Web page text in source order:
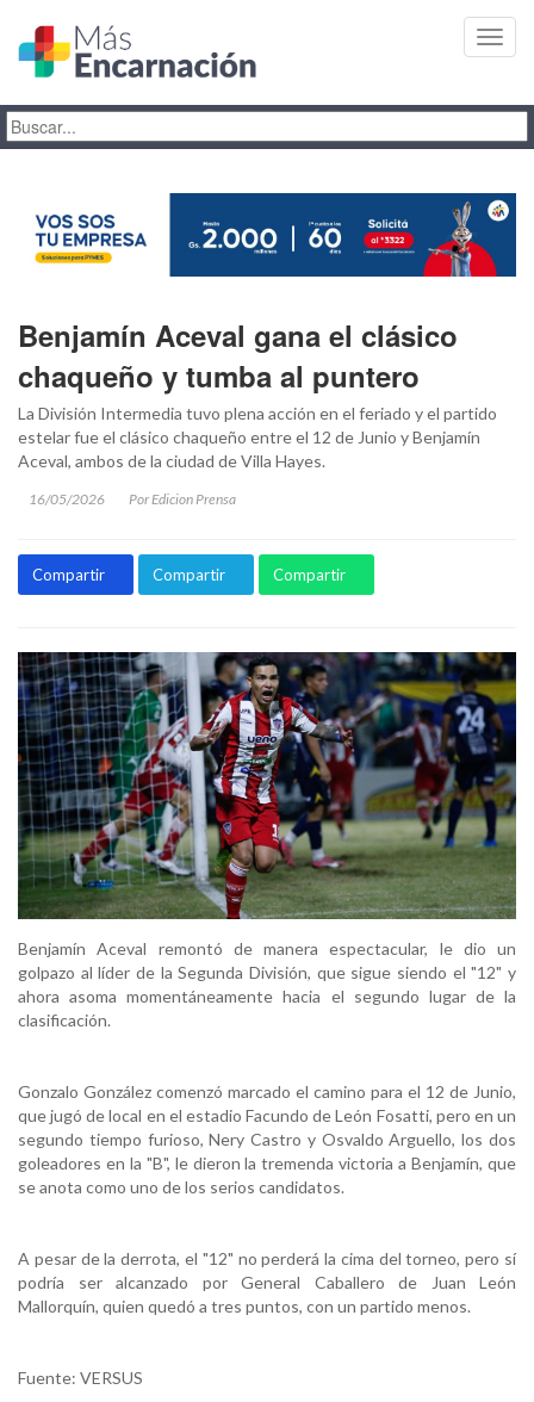
Benjamín Aceval gana el clásico
chaqueño y tumba al puntero
La División Intermedia tuvo plena acción en el feriado y el partido
estelar fue el clásico chaqueño entre el 12 de Junio y Benjamín
Aceval, ambos de la ciudad de Villa Hayes.
16/05/2026 Por Edicion Prensa
Compartir Compartir Compartir
Benjamín Aceval remontó de manera espectacular, le dio un
golpazo al líder de la Segunda División, que sigue siendo el "12" y
ahora asoma momentáneamente hacia el segundo lugar de la
clasificación.
Gonzalo González comenzó marcado el camino para el 12 de Junio,
que jugó de local en el estadio Facundo de León Fosatti, pero en un
segundo tiempo furioso, Nery Castro y Osvaldo Arguello, los dos
goleadores en la "B", le dieron la tremenda victoria a Benjamín, que
se anota como uno de los serios candidatos.
A pesar de la derrota, el "12" no perderá la cima del torneo, pero sí
podría ser alcanzado por General Caballero de Juan León
Mallorquín, quien quedó a tres puntos, con un partido menos.
Fuente: VERSUS